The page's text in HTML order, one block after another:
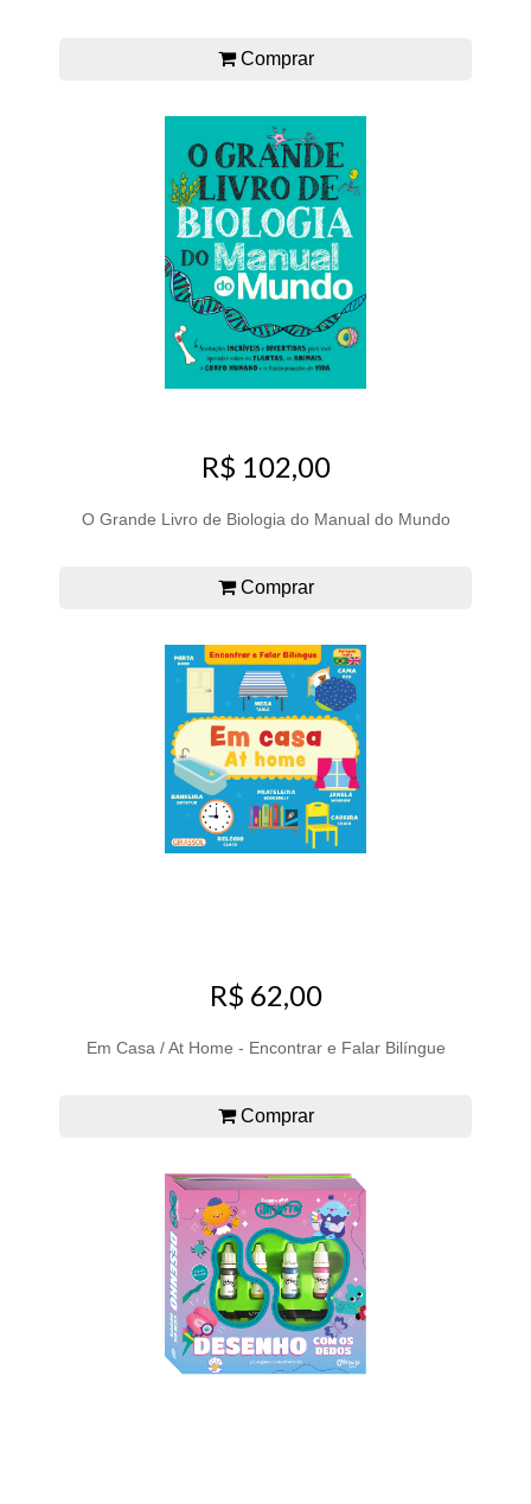
Comprar
R$ 102,00
O Grande Livro de Biologia do Manual do Mundo
Comprar
R$ 62,00
Em Casa / At Home - Encontrar e Falar Bilíngue
Comprar